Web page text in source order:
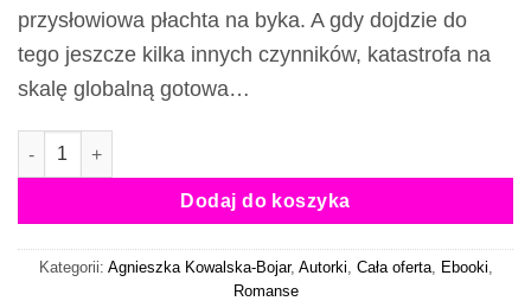
przysłowiowa płachta na byka. A gdy dojdzie do
tego jeszcze kilka innych czynników, katastrofa na
skalę globalną gotowa…
ilość Wygrana - ebook
Dodaj do koszyka
Kategorii: Agnieszka Kowalska-Bojar, Autorki Cała oferta, Ebooki
Romanse